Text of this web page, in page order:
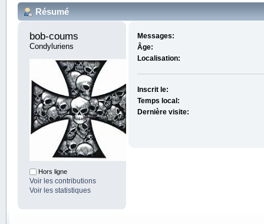
Résumé
bob-coums
Condyluriens
Hors ligne
Voir les contributions
Voir les statistiques
Messages:
Âge:
Localisation:
Inscrit le:
Temps local:
Dernière visite: